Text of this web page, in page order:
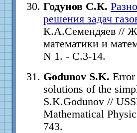
Годунов С.К.
решения задач
К.А.Семендяев //
математики и
N 1. - С.3-14.
Godunov S.K.
solutions of the
S.K.Godunov //
Mathematical
743.